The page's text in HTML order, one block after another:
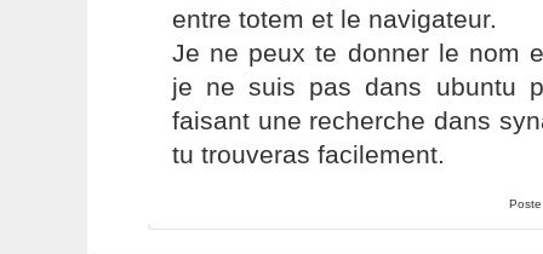
entre totem et le navigateur.
Je ne peux te donner le nom
je ne suis pas dans ubuntu
faisant une recherche dans
tu trouveras facilement.